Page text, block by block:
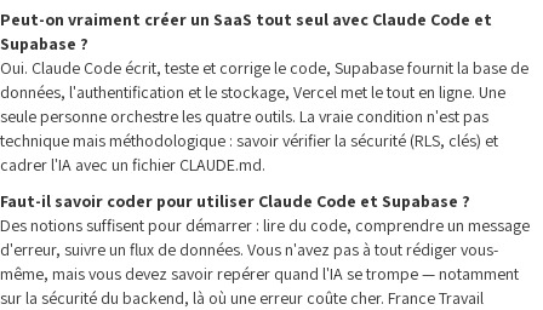
Peut-on vraiment créer un SaaS tout seul avec Claude Code et
Supabase ?
Oui. Claude Code écrit, teste et corrige le code, Supabase fournit la base de
données, l'authentification et le stockage, Vercel met le tout en ligne. Une
seule personne orchestre les quatre outils. La vraie condition n'est pas
technique mais méthodologique : savoir vérifier la sécurité (RLS, clés) et
cadrer l'IA avec un fichier CLAUDE.md.
Faut-il savoir coder pour utiliser Claude Code et Supabase ?
Des notions suffisent pour démarrer : lire du code, comprendre un message
d'erreur, suivre un flux de données. Vous n'avez pas à tout rédiger vous-
même, mais vous devez savoir repérer quand l'IA se trompe — notamment
sur la sécurité du backend, là où une erreur coûte cher. France Travail